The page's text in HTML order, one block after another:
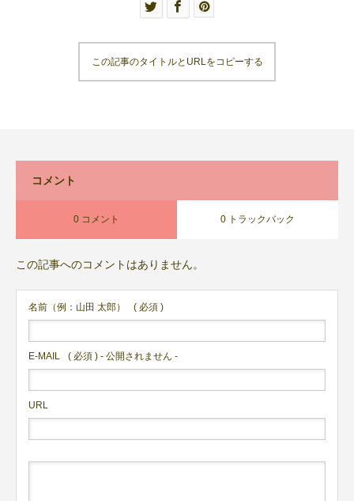
この記事のタイトルとURLをコピーする
コメント
0 コメント 0 トラックバック
この記事へのコメントはありません。
名前（例：山田 太郎） ( 必須 )
E-MAIL ( 必須 ) - 公開されません -
URL